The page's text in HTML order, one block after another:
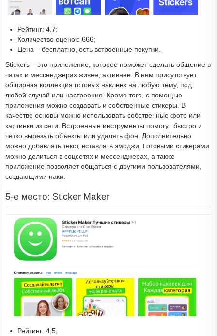
Рейтинг: 4,7;
Количество оценок: 666;
Цена – бесплатно, есть встроенные покупки.
Stickers – это приложение, которое поможет сделать общение в
чатах и мессенджерах живее, активнее. В нем присутствует
обширная коллекция готовых наклеек на любую тему, под
любой случай или настроение. Кроме того, с помощью
приложения можно создавать и собственные стикеры. В
качестве основы можно использовать собственные фото или
картинки из сети. Встроенные инструменты помогут быстро и
четко вырезать объекты или удалять фон. Дополнительно
можно добавлять текст, вставлять эмоджи. Готовыми стикерами
можно делиться в соцсетях и мессенджерах, а также
приложение позволяет общаться с другими пользователями,
создающими паки.
5-е место: Sticker Maker
Рейтинг: 4,5;